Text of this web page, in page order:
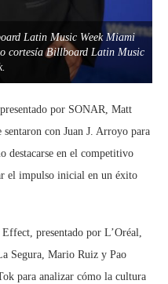
Latin Music Week Miami
cortesía Billboard Latin Music
por SONAR, Matt
con Juan J. Arroyo para
destacarse en el competitivo
el impulso inicial en un éxito
presentado por L’Oréal,
Segura, Mario Ruiz y Pao
para analizar cómo la cultura